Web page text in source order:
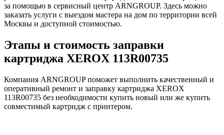
за помощью в сервисный центр ARNGROUP. Здесь можно
заказать услуги с выездом мастера на дом по территории всей
Москвы и доступной стоимостью.
Этапы и стоимость заправки
картриджа XEROX 113R00735
Компания ARNGROUP поможет выполнить качественный и
оперативный ремонт и заправку картриджа XEROX
113R00735 без необходимости купить новый или же купить
совместимый картридж с принтером.